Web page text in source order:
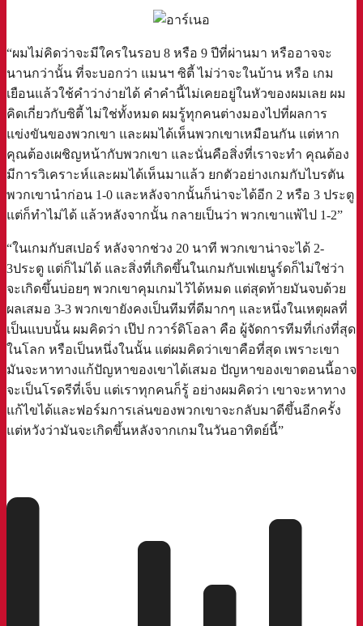
“ผมไม่คิดว่าจะมีใครในรอบ 8 หรือ 9 ปีที่ผ่านมา หรืออาจจะ
นานกว่านั้น ที่จะบอกว่า แมนฯ ซิตี้ ไม่ว่าจะในบ้าน หรือ เกม
เยือนแล้วใช้คำว่าง่ายได้ คำคำนี้ไม่เคยอยู่ในหัวของผมเลย ผม
คิดเกี่ยวกับซิตี้ ไม่ใช่ทั้งหมด ผมรู้ทุกคนต่างมองไปที่ผลการ
แข่งขันของพวกเขา และผมได้เห็นพวกเขาเหมือนกัน แต่หาก
คุณต้องเผชิญหน้ากับพวกเขา และนั่นคือสิ่งที่เราจะทำ คุณต้อง
มีการวิเคราะห์และผมได้เห็นมาแล้ว ยกตัวอย่างเกมกับไบรตัน
พวกเขานำก่อน 1-0 และหลังจากนั้นก็น่าจะได้อีก 2 หรือ 3 ประตู
แต่ก็ทำไม่ได้ แล้วหลังจากนั้น กลายเป็นว่า พวกเขาแพ้ไป 1-2”
“ในเกมกับสเปอร์ หลังจากช่วง 20 นาที พวกเขาน่าจะได้ 2-
3ประตู แต่ก็ไม่ได้ และสิ่งที่เกิดขึ้นในเกมกับเฟเยนูร์ดก็ไม่ใช่ว่า
จะเกิดขึ้นบ่อยๆ พวกเขาคุมเกมไว้ได้หมด แต่สุดท้ายมันจบด้วย
ผลเสมอ 3-3 พวกเขายังคงเป็นทีมที่ดีมากๆ และหนึ่งในเหตุผลที่
เป็นแบบนั้น ผมคิดว่า เป๊ป กวาร์ดิโอลา คือ ผู้จัดการทีมที่เก่งที่สุด
ในโลก หรือเป็นหนึ่งในนั้น แต่ผมคิดว่าเขาคือที่สุด เพราะเขา
มันจะหาทางแก้ปัญหาของเขาได้เสมอ ปัญหาของเขาตอนนี้อาจ
จะเป็นโรดรีที่เจ็บ แต่เราทุกคนก็รู้ อย่างผมคิดว่า เขาจะหาทาง
แก้ไขได้และฟอร์มการเล่นของพวกเขาจะกลับมาดีขึ้นอีกครั้ง
แต่หวังว่ามันจะเกิดขึ้นหลังจากเกมในวันอาทิตย์นี้”